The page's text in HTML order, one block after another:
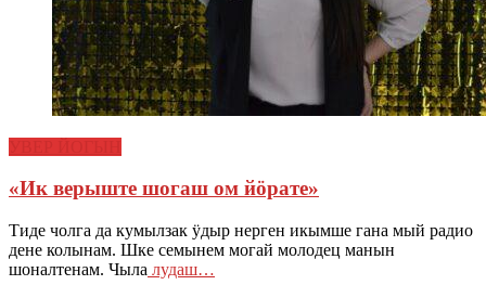
«Ик верыште шогаш ом йӧрате»
Тиде чолга да кумылзак ӱдыр нерген икымше гана мый радио
дене колынам. Шке семынем могай молодец манын
шоналтенам. Чыла лудаш…